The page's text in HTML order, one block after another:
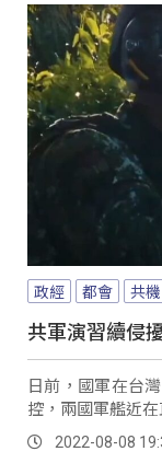
政經 都會 共機
共軍演習續侵
日前，國軍在台
控，兩國軍艦近
2022-08-08